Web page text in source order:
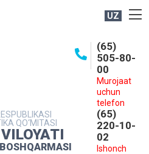
UZ
QO‘MITASI
(65)
505-80-
00
Murojaat
uchun
telefon
(65)
220-10-
02
Ishonch
XIZMATI